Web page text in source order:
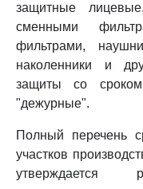
защитные
сменными
фильтрами,
наколенники и
защиты со
"дежурные".
Полный перечень
участков
утверждается